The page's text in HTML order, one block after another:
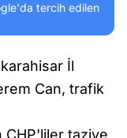
tercih edilen
İl
Can, trafik
CHP'liler taziye